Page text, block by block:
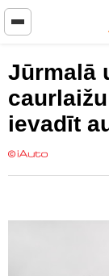
Jūrmalā
ievadīt